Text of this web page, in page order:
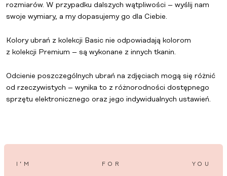
rozmiarów. W przypadku dalszych wątpliwości – wyślij nam
swoje wymiary, a my dopasujemy go dla Ciebie.
Kolory ubrań z kolekcji Basic nie odpowiadają kolorom
z kolekcji Premium – są wykonane z innych tkanin.
Odcienie poszczególnych ubrań na zdjęciach mogą się różnić
od rzeczywistych – wynika to z różnorodności dostępnego
sprzętu elektronicznego oraz jego indywidualnych ustawień.
I’M FOR YOU